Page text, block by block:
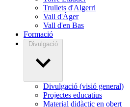
Trullets d'Algerri
Vall d'Àger
Vall d'en Bas
Formació
Divulgació
Divulgació (visió general)
Projectes educatius
Material didàctic en obert